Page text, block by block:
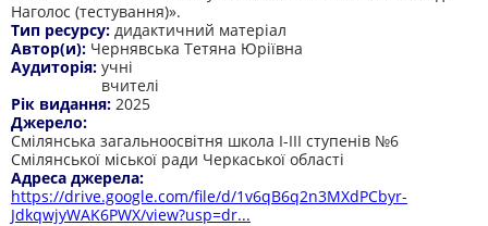
Наголос (тестування)».
Тип ресурсу: дидактичний матеріал
Автор(и): Чернявська Тетяна Юріївна
Аудиторія: учні
вчителі
Рік видання: 2025
Джерело:
Смілянська загальноосвітня школа І-ІІІ ступенів №6
Смілянської міської ради Черкаської області
Адреса джерела:
https://drive.google.com/file/d/1v6qB6q2n3MXdPCbyr-
JdkqwjyWAK6PWX/view?usp=dr...